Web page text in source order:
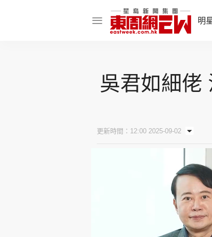
明
娛樂焦點
吳君如細佬
更新時間：12:00 2025-09-02